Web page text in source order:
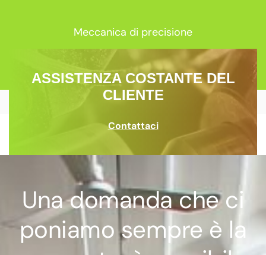
Meccanica di precisione
ASSISTENZA COSTANTE DEL
CLIENTE
Contattaci
Una domanda che ci
poniamo sempre è la